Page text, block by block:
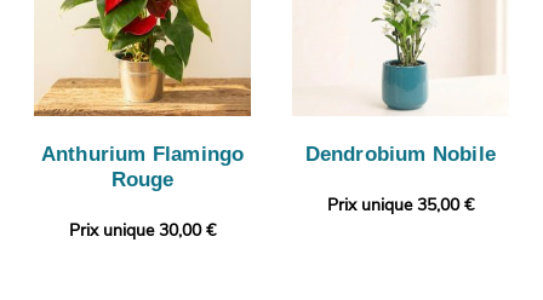
Anthurium Flamingo
Rouge
Prix unique 30,00 €
Dendrobium Nobile
Prix unique 35,00 €